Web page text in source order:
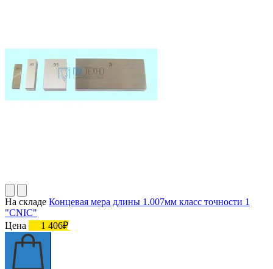
На складе Концевая мера длины 1.007мм класс точности 1
"CNIC"
Цена
1 406₽